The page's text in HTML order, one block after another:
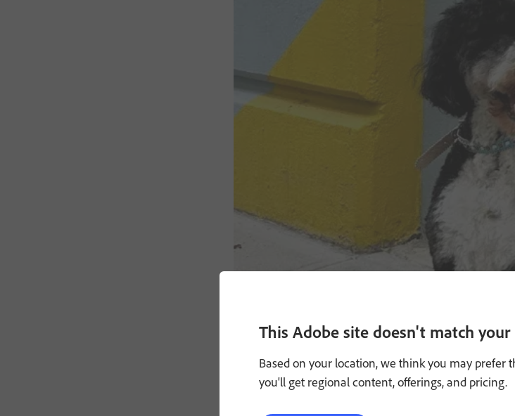
This Adobe site doesn't match
Based on your location, we think you may prefer
you'll get regional content, offerings, and pricing.